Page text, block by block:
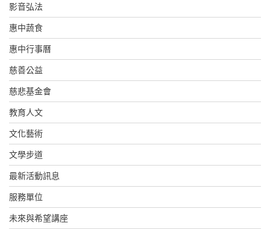
影音弘法
惠中蔬食
惠中行事曆
慈善公益
慈悲基金會
教育人文
文化藝術
文學步道
最新活動訊息
服務單位
未來與希望講座